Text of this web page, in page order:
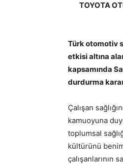
TOYOTA
Türk otomotiv
etkisi altına
kapsamında
durdurma
Çalışan
kamuoyuna
toplumsal
kültürünü
çalışanlarının